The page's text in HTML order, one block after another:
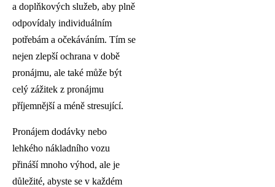
a doplňkových služeb, aby plně
odpovídaly individuálním
potřebám a očekáváním. Tím se
nejen zlepší ochrana v době
pronájmu, ale také může být
celý zážitek z pronájmu
příjemnější a méně stresující.
Pronájem dodávky nebo
lehkého nákladního vozu
přináší mnoho výhod, ale je
důležité, abyste se v každém